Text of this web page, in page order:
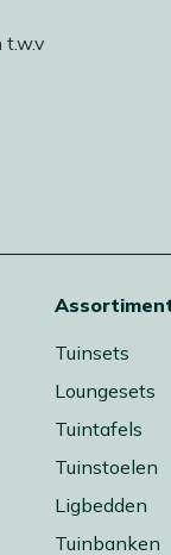
Tuinsets
Loungesets
Tuintafels
Tuinstoelen
Ligbedden
Tuinbanken